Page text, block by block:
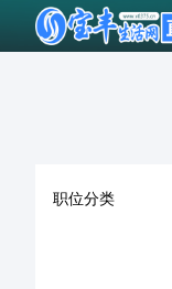
职位分类